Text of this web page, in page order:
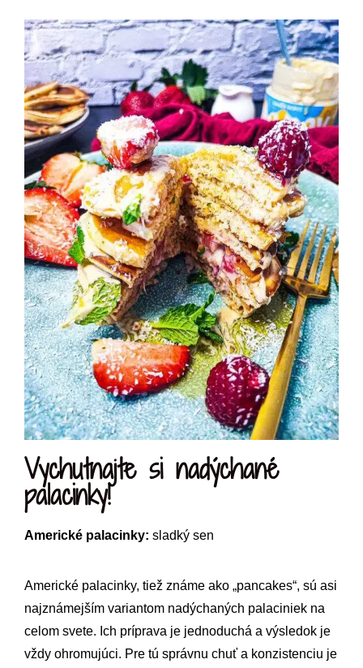
Vychutnajte si nadýchané
palacinky!
Americké palacinky: sladký sen
Americké palacinky, tiež známe ako „pancakes“, sú asi
najznámejším variantom nadýchaných palaciniek na
celom svete. Ich príprava je jednoduchá a výsledok je
vždy ohromujúci. Pre tú správnu chuť a konzistenciu je